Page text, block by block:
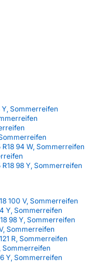
Y, Sommerreifen
94 W, Sommerreifen
98 Y, Sommerreifen
100 V, Sommerreifen
Y, Sommerreifen
98 Y, Sommerreifen
Sommerreifen
R, Sommerreifen
Sommerreifen
Y, Sommerreifen